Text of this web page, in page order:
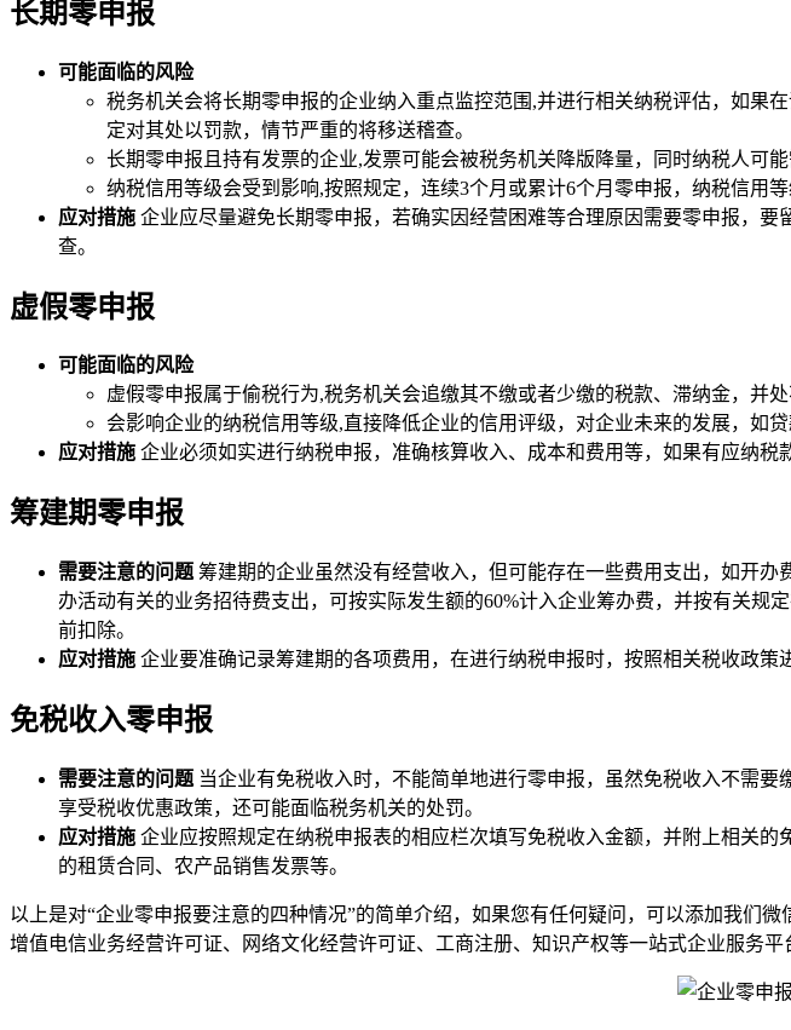
长期零申报
可能面临的风险
税务机关会将长期零申报的企业纳入重点监控范围,并进行相关纳税评估，如果
定对其处以罚款，情节严重的将移送稽查。
长期零申报且持有发票的企业,发票可能会被税务机关降版降量，同时纳税人可
纳税信用等级会受到影响,按照规定，连续3个月或累计6个月零申报，纳税信用
应对措施 企业应尽量避免长期零申报，若确实因经营困难等合理原因需要零申报，
查。
虚假零申报
可能面临的风险
虚假零申报属于偷税行为,税务机关会追缴其不缴或者少缴的税款、滞纳金，并
会影响企业的纳税信用等级,直接降低企业的信用评级，对企业未来的发展，如
应对措施 企业必须如实进行纳税申报，准确核算收入、成本和费用等，如果有应纳税
筹建期零申报
需要注意的问题 筹建期的企业虽然没有经营收入，但可能存在一些费用支出，如开
办活动有关的业务招待费支出，可按实际发生额的60%计入企业筹办费，并按有关
前扣除。
应对措施 企业要准确记录筹建期的各项费用，在进行纳税申报时，按照相关税收政
免税收入零申报
需要注意的问题 当企业有免税收入时，不能简单地进行零申报，虽然免税收入不需
享受税收优惠政策，还可能面临税务机关的处罚。
应对措施 企业应按照规定在纳税申报表的相应栏次填写免税收入金额，并附上相关
的租赁合同、农产品销售发票等。
以上是对“企业零申报要注意的四种情况”的简单介绍，如果您有任何疑问，可以添加我们
增值电信业务经营许可证、网络文化经营许可证、工商注册、知识产权等一站式企业服务平